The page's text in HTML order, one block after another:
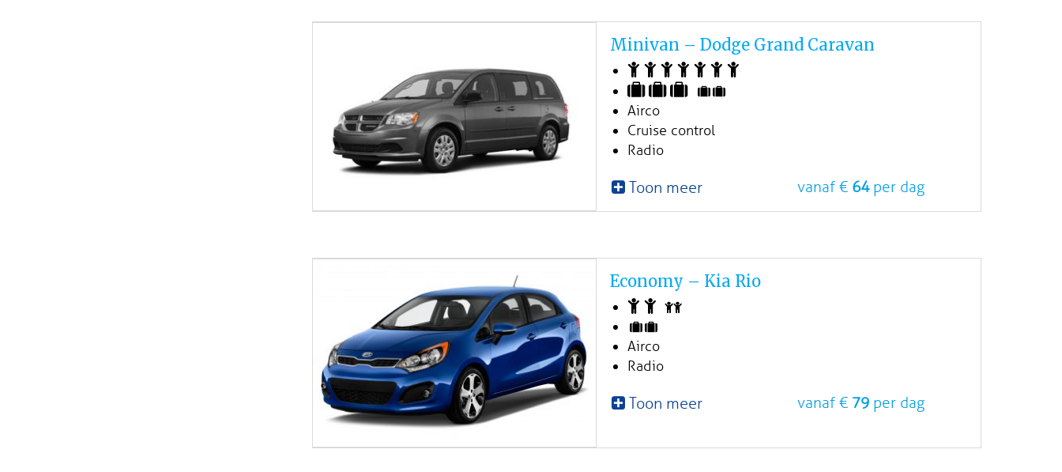
Minivan – Dodge Grand Caravan
Airco
Cruise control
Radio
Toon meer vanaf € 64per dag
Economy – Kia Rio
Airco
Radio
Toon meer vanaf € 79per dag